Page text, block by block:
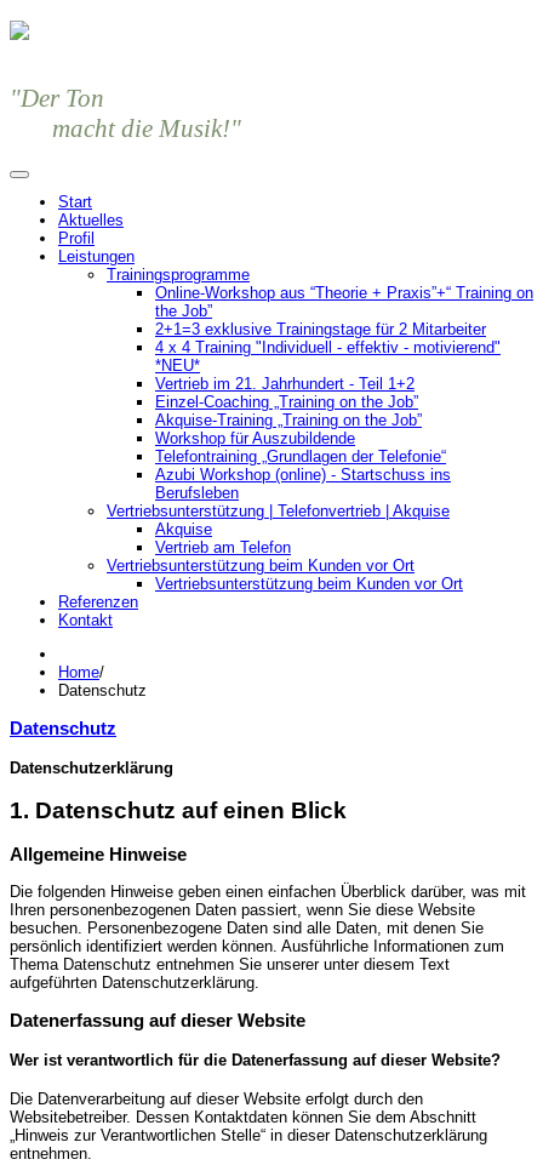
"Der Ton
macht die Musik!"
Start
Aktuelles
Profil
Leistungen
Trainingsprogramme
Online-Workshop aus “Theorie + Praxis”+“ Training on
the Job”
2+1=3 exklusive Trainingstage für 2 Mitarbeiter
4 x 4 Training "Individuell - effektiv - motivierend"
*NEU*
Vertrieb im 21. Jahrhundert - Teil 1+2
Einzel-Coaching „Training on the Job”
Akquise-Training „Training on the Job”
Workshop für Auszubildende
Telefontraining „Grundlagen der Telefonie“
Azubi Workshop (online) - Startschuss ins
Berufsleben
Vertriebsunterstützung | Telefonvertrieb | Akquise
Akquise
Vertrieb am Telefon
Vertriebsunterstützung beim Kunden vor Ort
Vertriebsunterstützung beim Kunden vor Ort
Referenzen
Kontakt
Home/
Datenschutz
Datenschutz
Datenschutz­erklärung
1. Datenschutz auf einen Blick
Allgemeine Hinweise
Die folgenden Hinweise geben einen einfachen Überblick darüber, was mit
Ihren personenbezogenen Daten passiert, wenn Sie diese Website
besuchen. Personenbezogene Daten sind alle Daten, mit denen Sie
persönlich identifiziert werden können. Ausführliche Informationen zum
Thema Datenschutz entnehmen Sie unserer unter diesem Text
aufgeführten Datenschutzerklärung.
Datenerfassung auf dieser Website
Wer ist verantwortlich für die Datenerfassung auf dieser Website?
Die Datenverarbeitung auf dieser Website erfolgt durch den
Websitebetreiber. Dessen Kontaktdaten können Sie dem Abschnitt
„Hinweis zur Verantwortlichen Stelle“ in dieser Datenschutzerklärung
entnehmen.